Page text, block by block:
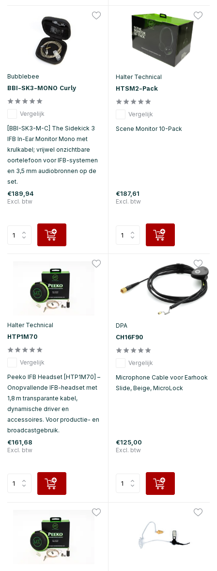
Bubblebee
BBI-SK3-MONO Curly
Vergelijk
[BBI-SK3-M-C] The Sidekick 3
IFB In-Ear Monitor Mono met
krulkabel; vrijwel onzichtbare
oortelefoon voor IFB-systemen
en 3,5 mm audiobronnen op de
set.
€189,94
Excl. btw
Halter Technical
HTSM2-Pack
Vergelijk
Scene Monitor 10-Pack
€187,61
Excl. btw
Halter Technical
HTP1M70
Vergelijk
Peeko IFB Headset [HTP1M70] –
Onopvallende IFB-headset met
1,8 m transparante kabel,
dynamische driver en
accessoires. Voor productie- en
broadcastgebruik.
€161,68
Excl. btw
DPA
CH16F90
Vergelijk
Microphone Cable voor Earhook
Slide, Beige, MicroLock
€125,00
Excl. btw